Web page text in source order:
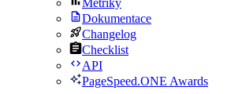
Metriky
Dokumentace
Changelog
Checklist
API
PageSpeed.ONE Awards